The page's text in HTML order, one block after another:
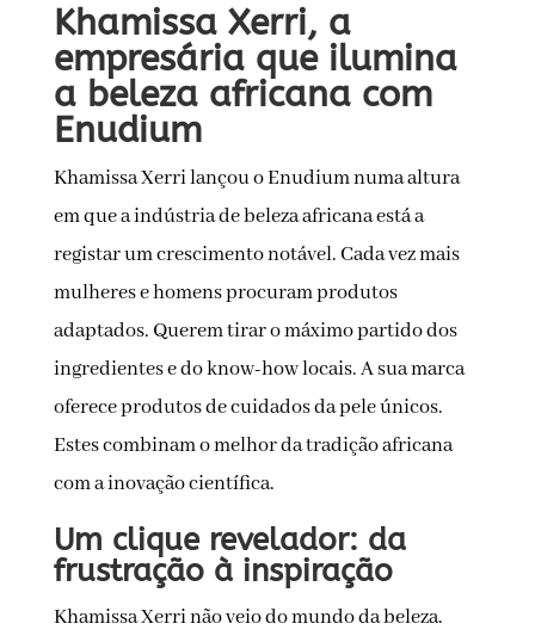
Khamissa Xerri, a
empresária que ilumina
a beleza africana com
Enudium
Khamissa Xerri lançou o Enudium numa altura
em que a indústria de beleza africana está a
registar um crescimento notável. Cada vez mais
mulheres e homens procuram produtos
adaptados. Querem tirar o máximo partido dos
ingredientes e do know-how locais. A sua marca
oferece produtos de cuidados da pele únicos.
Estes combinam o melhor da tradição africana
com a inovação científica.
Um clique revelador: da
frustração à inspiração
Khamissa Xerri não veio do mundo da beleza.